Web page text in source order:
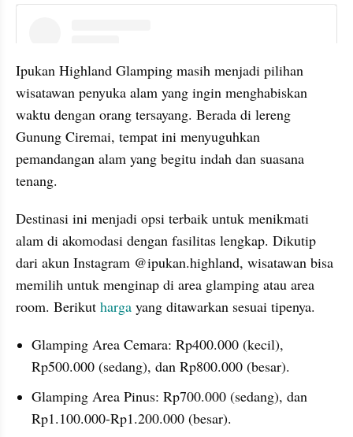
Ipukan Highland Glamping masih menjadi pilihan
wisatawan penyuka alam yang ingin menghabiskan
waktu dengan orang tersayang. Berada di lereng
Gunung Ciremai, tempat ini menyuguhkan
pemandangan alam yang begitu indah dan suasana
tenang.
Destinasi ini menjadi opsi terbaik untuk menikmati
alam di akomodasi dengan fasilitas lengkap. Dikutip
dari akun Instagram @ipukan.highland, wisatawan bisa
memilih untuk menginap di area glamping atau area
room. Berikut harga yang ditawarkan sesuai tipenya.
Glamping Area Cemara: Rp400.000 (kecil),
Rp500.000 (sedang), dan Rp800.000 (besar).
Glamping Area Pinus: Rp700.000 (sedang), dan
Rp1.100.000-Rp1.200.000 (besar).